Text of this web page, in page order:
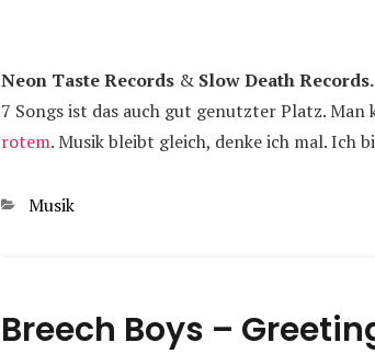
Neon Taste Records & Slow Death Records.
7 Songs ist das auch gut genutzter Platz.
rotem. Musik bleibt gleich, denke ich mal. Ich
Kategorien
Musik
Breech Boys –